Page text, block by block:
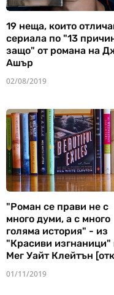
19 неща, които
сериала по "13
защо" от романа на
Ашър
02/08/2019
"Роман се прави не с
много думи, а с много
голяма история" - из
"Красиви изгнаници"
Мег Уайт Клейтън
01/11/2019